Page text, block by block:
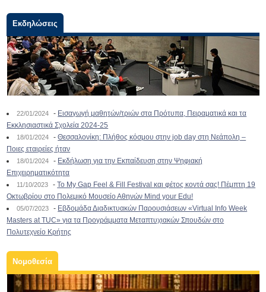
Εκδηλώσεις
22/01/2024 - Εισαγωγή μαθητών/τριών στα Πρότυπα, Πειραματικά και τα
Εκκλησιαστικά Σχολεία 2024-25
18/01/2024 -Θεσσαλονίκη: Πλήθος κόσμου στην job day στη Νεάπολη –
Ποιες εταιρείες ήταν
18/01/2024 - Εκδήλωση για την Εκπαίδευση στην Ψηφιακή
Επιχειρηματικότητα
11/10/2023 -To My Gap Feel & Fill Festival και φέτος κοντά σας! Πέμπτη 19
Οκτωβρίου στο Πολεμικό Μουσείο Αθηνών Mind your Edu!
05/07/2023 - Εβδομάδα Διαδικτυακών Παρουσιάσεων «Virtual Info Week
Masters at TUC» για τα Προγράμματα Μεταπτυχιακών Σπουδών στο
Πολυτεχνείο Κρήτης
Νομοθεσία